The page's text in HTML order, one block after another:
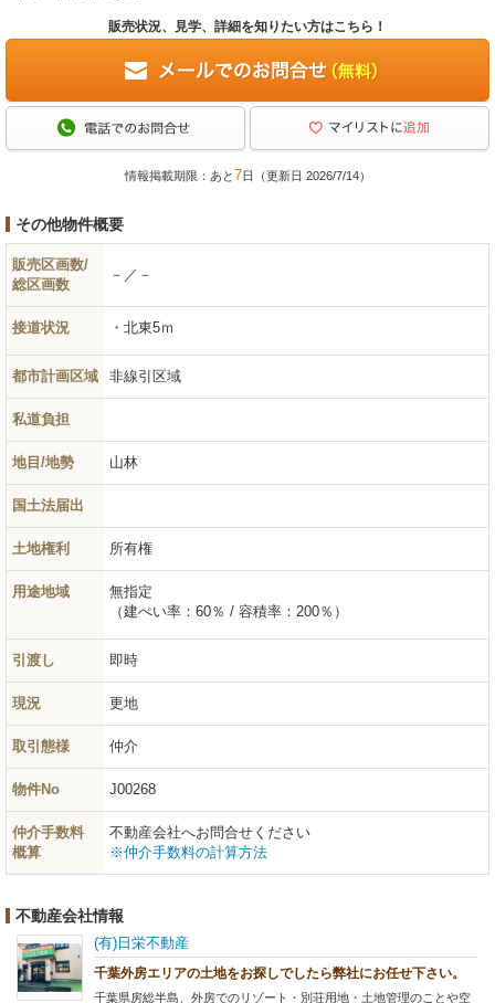
販売状況、見学、詳細を知りたい方はこちら！
情報掲載期限：あと7日（更新日 2026/7/14）
その他物件概要
販売区画数/
総区画数
－／－
接道状況 北東5ｍ
都市計画区域 非線引区域
私道負担
地目/地勢 山林
国土法届出
土地権利 所有権
用途地域
無指定
（建ぺい率：60％ / 容積率：200％）
引渡し 即時
現況 更地
取引態様 仲介
物件No J00268
仲介手数料
概算
不動産会社へお問合せください
※仲介手数料の計算方法
不動産会社情報
(有)日栄不動産
千葉外房エリアの土地をお探しでしたら弊社にお任せ下さい。
千葉県房総半島、外房でのリゾート・別荘用地・土地管理のことや空